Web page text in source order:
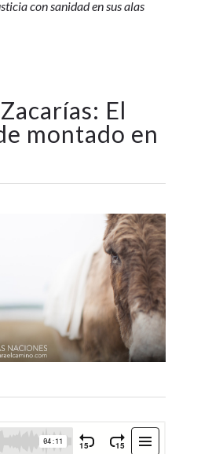
con sanidad en sus alas
El
montado en